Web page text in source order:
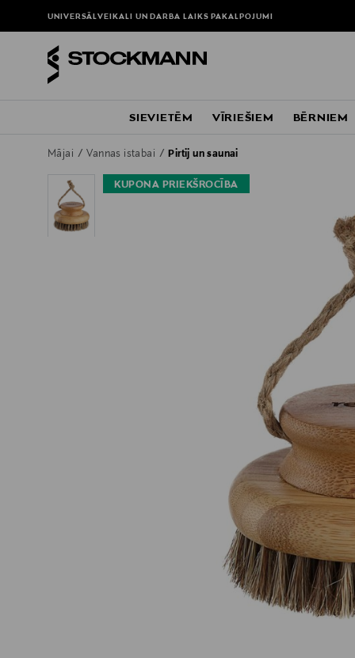
UNIVERSĀLVEIKALI UN DARBA LAIKSPAKALPOJUMI
SIEVIETĒM VĪRIEŠIEM BĒRNIEM
Mājai Vannas istabai Pirtij un saunai
KUPONA PRIEKŠROCĪBA